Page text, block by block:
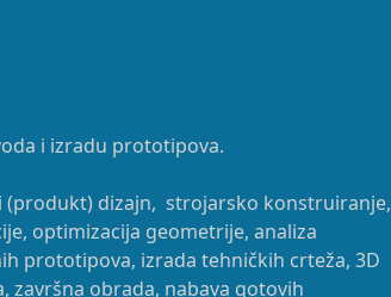
i izradu prototipova.
(produkt) dizajn, strojarsko konstruiranje,
optimizacija geometrije, analiza
prototipova, izrada tehničkih crteža, 3D
završna obrada, nabava gotovih